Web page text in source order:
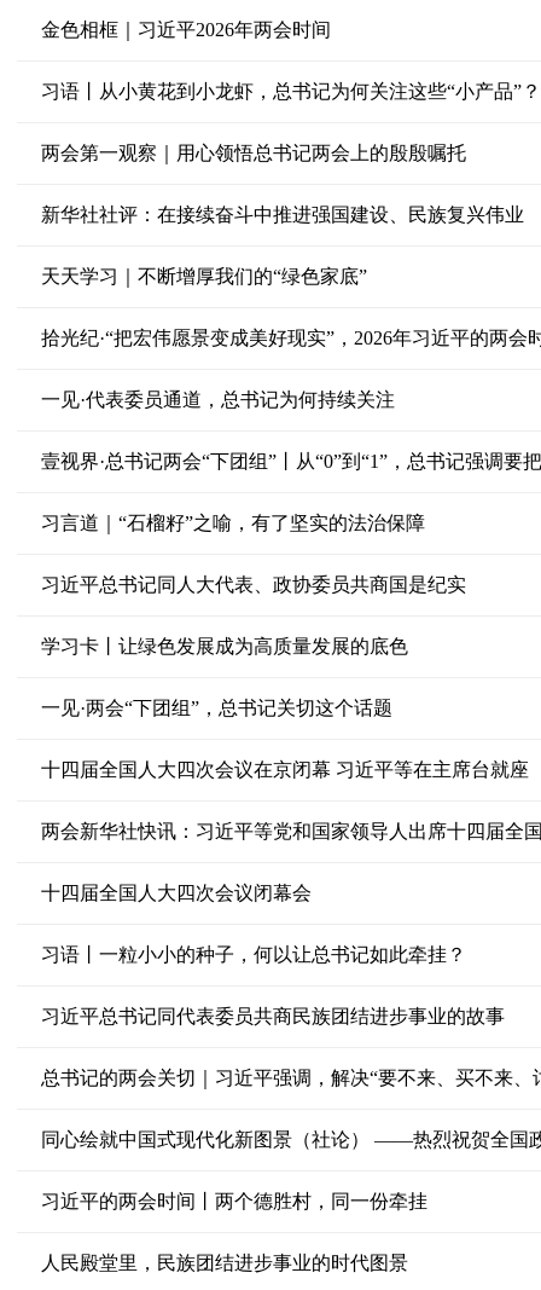
金色相框｜习近平2026年两会时间
习语丨从小黄花到小龙虾，总书记为何关注这些“小产品”？
两会第一观察｜用心领悟总书记两会上的殷殷嘱托
新华社社评：在接续奋斗中推进强国建设、民族复兴伟业
天天学习｜不断增厚我们的“绿色家底”
拾光纪·“把宏伟愿景变成美好现实”，2026年习近平的两会
一见·代表委员通道，总书记为何持续关注
壹视界·总书记两会“下团组”丨从“0”到“1”，总书记强调要
习言道｜“石榴籽”之喻，有了坚实的法治保障
习近平总书记同人大代表、政协委员共商国是纪实
学习卡丨让绿色发展成为高质量发展的底色
一见·两会“下团组”，总书记关切这个话题
十四届全国人大四次会议在京闭幕 习近平等在主席台就座
两会新华社快讯：习近平等党和国家领导人出席十四届全
十四届全国人大四次会议闭幕会
习语丨一粒小小的种子，何以让总书记如此牵挂？
习近平总书记同代表委员共商民族团结进步事业的故事
总书记的两会关切｜习近平强调，解决“要不来、买不来、
同心绘就中国式现代化新图景（社论） ——热烈祝贺全国
习近平的两会时间丨两个德胜村，同一份牵挂
人民殿堂里，民族团结进步事业的时代图景